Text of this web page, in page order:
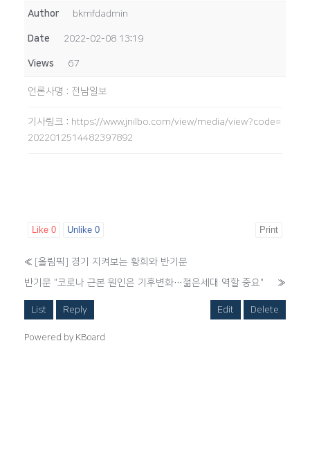
Author bkmfdadmin
Date 2022-02-08 13:19
Views 67
언론사명 : 전남일보
기사링크 : https://www.jnilbo.com/view/media/view?code=
2022012514482397892
Like 0 Unlike 0 Print
« [올림픽] 경기 지켜보는 황희와 반기문
반기문 "코로나 근본 원인은 기후변화…젊은세대 역할 중요"
»
List Reply Edit Delete
Powered by KBoard